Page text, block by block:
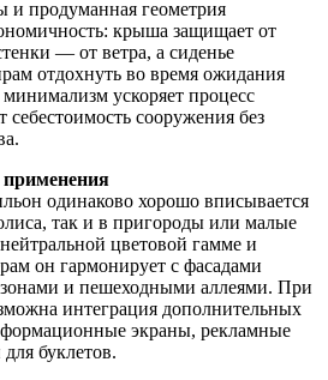
продуманная геометрия
крыша защищает от
— от ветра, а сиденье
отдохнуть во время ожидания
ускоряет процесс
сооружения без
применения
одинаково хорошо вписывается
так и в пригороды или малые
цветовой гамме и
он гармонирует с фасадами
и пешеходными аллеями. При
интеграция дополнительных
экраны, рекламные
буклетов.